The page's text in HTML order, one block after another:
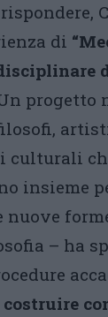
di
progetto
culturali
insieme
– ha